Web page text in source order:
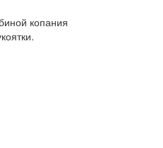
копания